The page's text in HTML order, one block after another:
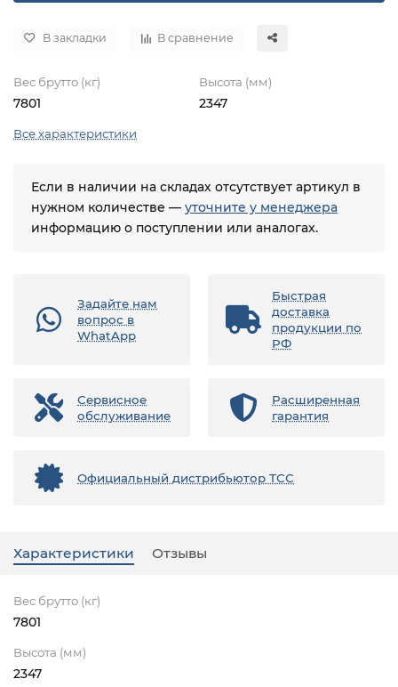
В закладки В сравнение
Вес брутто (кг)
7801
Высота (мм)
2347
Все характеристики
Если в наличии на складах отсутствует артикул в
нужном количестве — уточните у менеджера
информацию о поступлении или аналогах.
Задайте нам
вопрос в
WhatApp
Быстрая
доставка
продукции по
РФ
Сервисное
обслуживание
Расширенная
гарантия
Официальный дистрибьютор ТСС
Характеристики Отзывы
Вес брутто (кг)
7801
Высота (мм)
2347